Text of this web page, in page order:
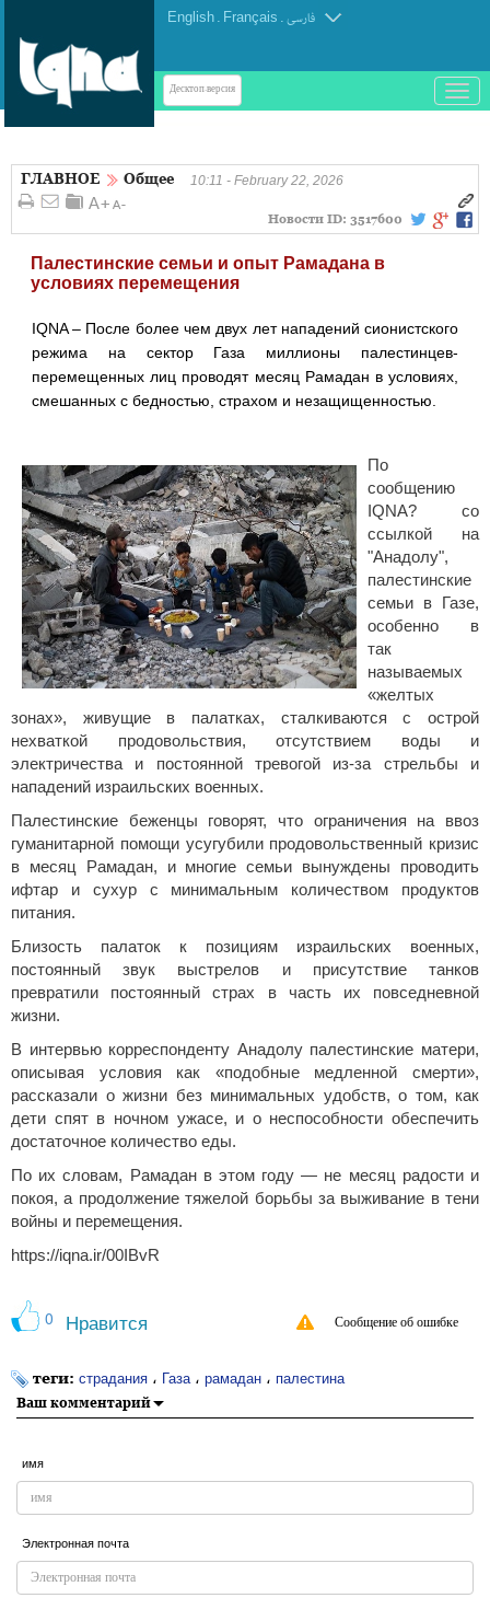
English . Français . فارسی
Десктоп-версия
باز
و
کردن
ГЛАВНОЕ Общее 10:11 - February 22, 2026
Новости ID: 3517600
Палестинские семьи и опыт Рамадана в
условиях перемещения
IQNA – После более чем двух лет нападений сионистского
режима на сектор Газа миллионы палестинцев-
перемещенных лиц проводят месяц Рамадан в условиях,
смешанных с бедностью, страхом и незащищенностью.
По
сообщению
IQNA? со
ссылкой на
"Анадолу",
палестинские
семьи в Газе,
особенно в
так
называемых
«желтых
зонах», живущие в палатках, сталкиваются с острой
нехваткой продовольствия, отсутствием воды и
электричества и постоянной тревогой из-за стрельбы и
нападений израильских военных.
Палестинские беженцы говорят, что ограничения на ввоз
гуманитарной помощи усугубили продовольственный кризис
в месяц Рамадан, и многие семьи вынуждены проводить
ифтар и сухур с минимальным количеством продуктов
питания.
Близость палаток к позициям израильских военных,
постоянный звук выстрелов и присутствие танков
превратили постоянный страх в часть их повседневной
жизни.
В интервью корреспонденту Анадолу палестинские матери,
описывая условия как «подобные медленной смерти»,
рассказали о жизни без минимальных удобств, о том, как
дети спят в ночном ужасе, и о неспособности обеспечить
достаточное количество еды.
По их словам, Рамадан в этом году — не месяц радости и
покоя, а продолжение тяжелой борьбы за выживание в тени
войны и перемещения.
https://iqna.ir/00IBvR
0 Нравится Сообщение об ошибке
теги: страдания ، Газа ، рамадан ، палестина
Ваш комментарий
имя
Электронная почта